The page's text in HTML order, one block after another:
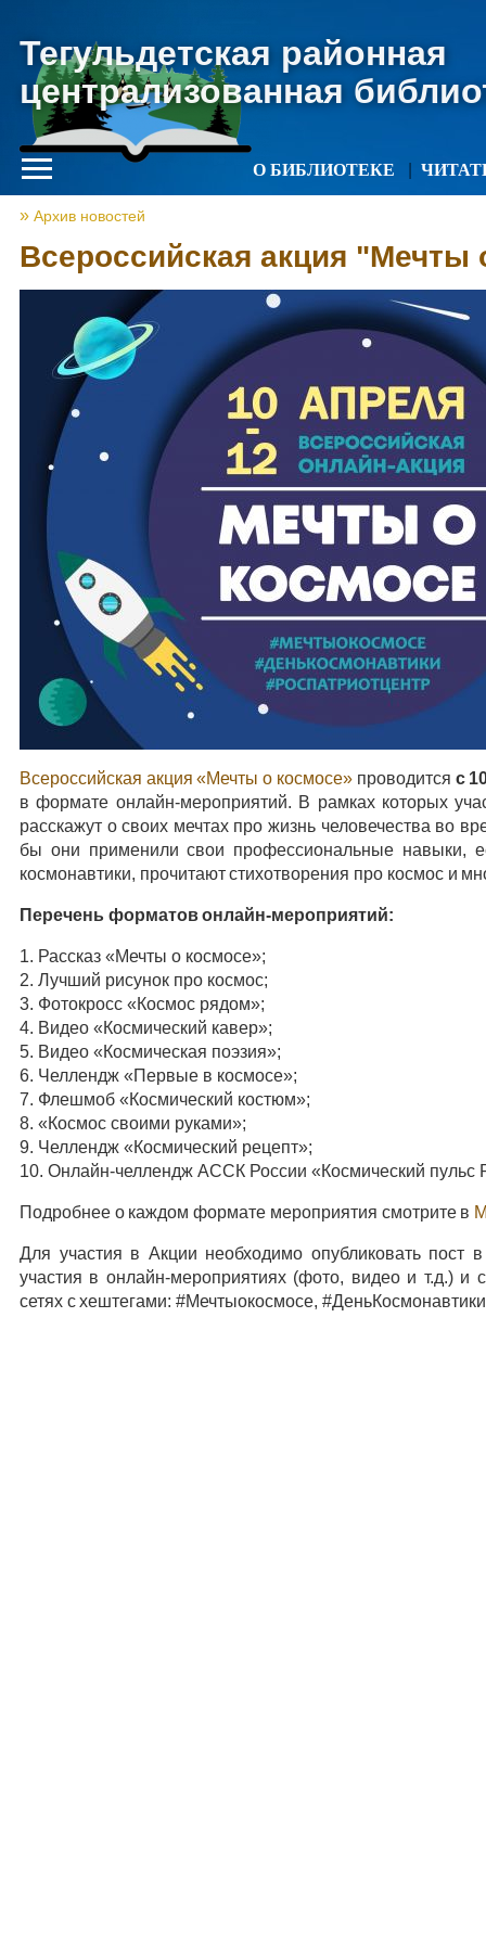
Тегульдетская районная
централизованная
О БИБЛИОТЕКЕ
Архив новостей
Всероссийская акция "Мечты
Всероссийская акция «Мечты о космосе» проводится с
в формате онлайн-мероприятий. В рамках которых
расскажут о своих мечтах про жизнь человечества во
бы они применили свои профессиональные навыки,
космонавтики, прочитают стихотворения про космос и
Перечень форматов онлайн-мероприятий:
1. Рассказ «Мечты о космосе»;
2. Лучший рисунок про космос;
3. Фотокросс «Космос рядом»;
4. Видео «Космический кавер»;
5. Видео «Космическая поэзия»;
6. Челлендж «Первые в космосе»;
7. Флешмоб «Космический костюм»;
8. «Космос своими руками»;
9. Челлендж «Космический рецепт»;
10. Онлайн-челлендж АССК России «Космический пульс
Подробнее о каждом формате мероприятия смотрите в
Для участия в Акции необходимо опубликовать пост
участия в онлайн-мероприятиях (фото, видео и т.д.) и
сетях с хештегами: #Мечтыокосмосе,